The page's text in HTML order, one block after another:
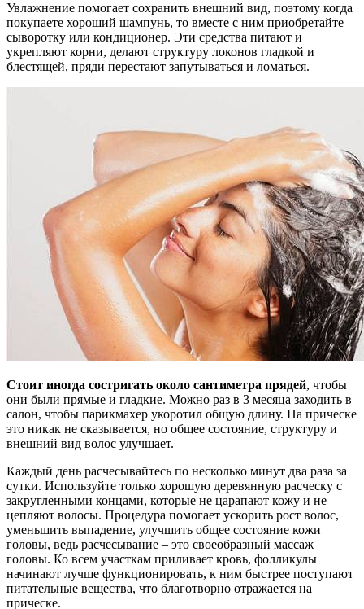
Увлажнение помогает сохранить внешний вид, поэтому когда
покупаете хороший шампунь, то вместе с ним приобретайте
сыворотку или кондиционер. Эти средства питают и
укрепляют корни, делают структуру локонов гладкой и
блестящей, пряди перестают запутываться и ломаться.
Стоит иногда состригать около сантиметра прядей, чтобы
они были прямые и гладкие. Можно раз в 3 месяца заходить в
салон, чтобы парикмахер укоротил общую длину. На прическе
это никак не сказывается, но общее состояние, структуру и
внешний вид волос улучшает.
Каждый день расчесывайтесь по несколько минут два раза за
сутки. Используйте только хорошую деревянную расческу с
закругленными концами, которые не царапают кожу и не
цепляют волосы. Процедура помогает ускорить рост волос,
уменьшить выпадение, улучшить общее состояние кожи
головы, ведь расчесывание – это своеобразный массаж
головы. Ко всем участкам приливает кровь, фолликулы
начинают лучше функционировать, к ним быстрее поступают
питательные вещества, что благотворно отражается на
прическе.